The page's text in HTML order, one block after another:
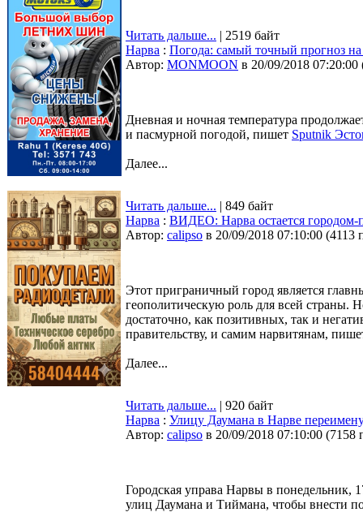
Читать дальше... | 2519 байт
Нарва : Погода: самый точный прогноз на
Автор: MONMOON в 20/09/2018 07:20:00
Дневная и ночная температура
и пасмурной погодой, пишет Sputnik
Далее...
Читать дальше... | 849 байт
Нарва : ВИДЕО: Нарва остается городом-
Автор: calipso в 20/09/2018 07:10:00 (4113
Этот приграничный город является
геополитическую роль для всей страны.
достаточно, как позитивных, так и
правительству, и самим нарвитянам,
Далее...
Читать дальше... | 920 байт
Нарва : Улицу Даумана в Нарве
Автор: calipso в 20/09/2018 07:10:00 (7158
Городская управа Нарвы в понедельник,
улиц Даумана и Тиймана, чтобы внести